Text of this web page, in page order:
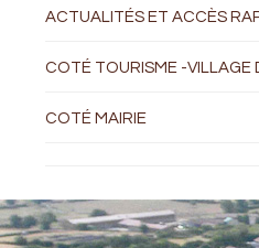
ACTUALITÉS ET ACCÈS
COTÉ TOURISME -VILLAGE
COTÉ MAIRIE